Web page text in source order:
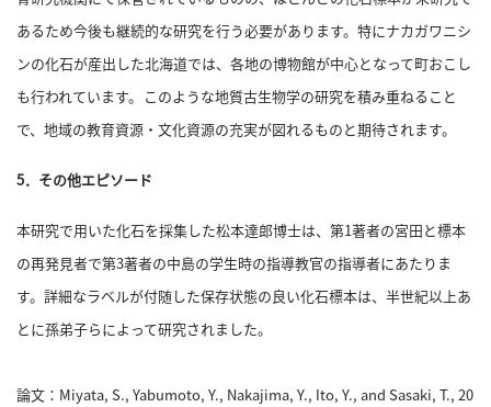
あるため今後も継続的な研究を行う必要があります。 特にナカガワニシ
ンの化石が産出した北海道では、各地の博物館が中心となって町おこし
も行われています。 このような地質古生物学の研究を積み重ねること
で、地域の教育資源・文化資源の充実が図れるものと期待されます。
5．その他エピソード
本研究で用いた化石を採集した松本達郎博士は、第1著者の宮田と標本
の再発見者で第3著者の中島の学生時の指導教官の指導者にあたりま
す。 詳細なラベルが付随した保存状態の良い化石標本は、半世紀以上あ
とに孫弟子らによって研究されました。
論文：Miyata, S., Yabumoto, Y., Nakajima, Y., Ito, Y., and Sasaki, T., 20